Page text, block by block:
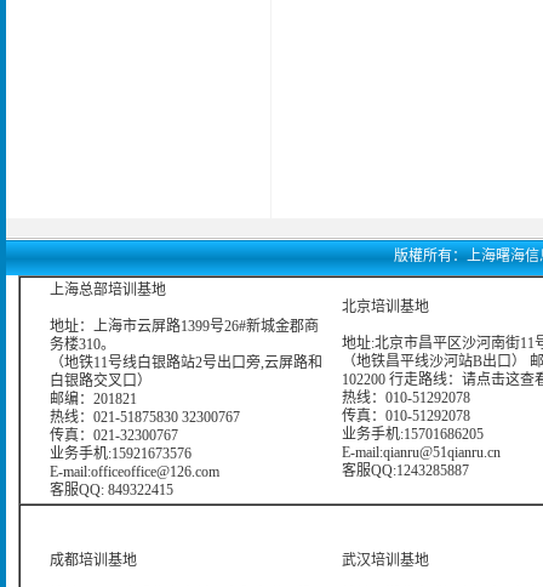
版權所有：上海曙海信
上海总部培训基地
地址：上海市云屏路1399号26#新城金郡商
务楼310。
（地铁11号线白银路站2号出口旁,云屏路和
白银路交叉口）
邮编：201821
热线：021-51875830 32300767
传真：021-32300767
业务手机:15921673576
E-mail:officeoffice@126.com
客服QQ: 849322415
北京培训基地
地址:北京市昌平区沙河南街11
（地铁昌平线沙河站B出口）
102200 行走路线： 请点击这查
热线：010-51292078
传真：010-51292078
业务手机:15701686205
E-mail:qianru@51qianru.cn
客服QQ:1243285887
成都培训基地 武汉培训基地